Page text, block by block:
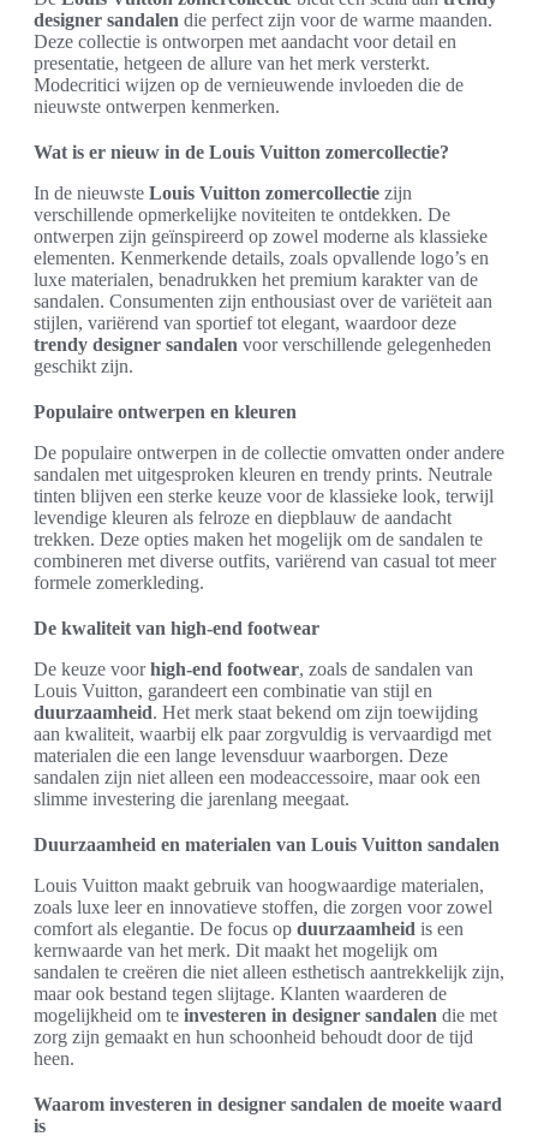
designer sandalen die perfect zijn voor de warme maanden.
Deze collectie is ontworpen met aandacht voor detail en
presentatie, hetgeen de allure van het merk versterkt.
Modecritici wijzen op de vernieuwende invloeden die de
nieuwste ontwerpen kenmerken.
Wat is er nieuw in de Louis Vuitton zomercollectie?
In de nieuwste Louis Vuitton zomercollectie zijn
verschillende opmerkelijke noviteiten te ontdekken. De
ontwerpen zijn geïnspireerd op zowel moderne als klassieke
elementen. Kenmerkende details, zoals opvallende logo’s en
luxe materialen, benadrukken het premium karakter van de
sandalen. Consumenten zijn enthousiast over de variëteit aan
stijlen, variërend van sportief tot elegant, waardoor deze
trendy designer sandalen voor verschillende gelegenheden
geschikt zijn.
Populaire ontwerpen en kleuren
De populaire ontwerpen in de collectie omvatten onder andere
sandalen met uitgesproken kleuren en trendy prints. Neutrale
tinten blijven een sterke keuze voor de klassieke look, terwijl
levendige kleuren als felroze en diepblauw de aandacht
trekken. Deze opties maken het mogelijk om de sandalen te
combineren met diverse outfits, variërend van casual tot meer
formele zomerkleding.
De kwaliteit van high-end footwear
De keuze voorhigh-end footwear, zoals de sandalen van
Louis Vuitton, garandeert een combinatie van stijl en
duurzaamheid. Het merk staat bekend om zijn toewijding
aan kwaliteit, waarbij elk paar zorgvuldig is vervaardigd met
materialen die een lange levensduur waarborgen. Deze
sandalen zijn niet alleen een modeaccessoire, maar ook een
slimme investering die jarenlang meegaat.
Duurzaamheid en materialen van Louis Vuitton sandalen
Louis Vuitton maakt gebruik van hoogwaardige materialen,
zoals luxe leer en innovatieve stoffen, die zorgen voor zowel
comfort als elegantie. De focus op duurzaamheid is een
kernwaarde van het merk. Dit maakt het mogelijk om
sandalen te creëren die niet alleen esthetisch aantrekkelijk zijn,
maar ook bestand tegen slijtage. Klanten waarderen de
mogelijkheid om te investeren in designer sandalen die met
zorg zijn gemaakt en hun schoonheid behoudt door de tijd
heen.
Waarom investeren in designer sandalen de moeite waard
is